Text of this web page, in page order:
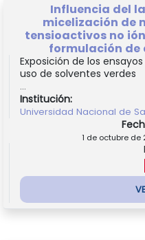
Influencia del
micelización de
tensioactivos no
formulación de
Exposición de los
uso de solventes verdes
...
Institución:
Universidad Nacional de
1 de octubre de